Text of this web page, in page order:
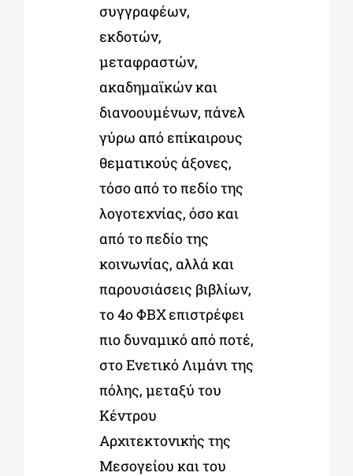
συγγραφέων,
εκδοτών,
μεταφραστών,
ακαδημαϊκών και
διανοουμένων, πάνελ
γύρω από επίκαιρους
θεματικούς άξονες,
τόσο από το πεδίο της
λογοτεχνίας, όσο και
από το πεδίο της
κοινωνίας, αλλά και
παρουσιάσεις βιβλίων,
το 4ο ΦΒΧ επιστρέφει
πιο δυναμικό από ποτέ,
στο Ενετικό Λιμάνι της
πόλης, μεταξύ του
Κέντρου
Αρχιτεκτονικής της
Μεσογείου και του